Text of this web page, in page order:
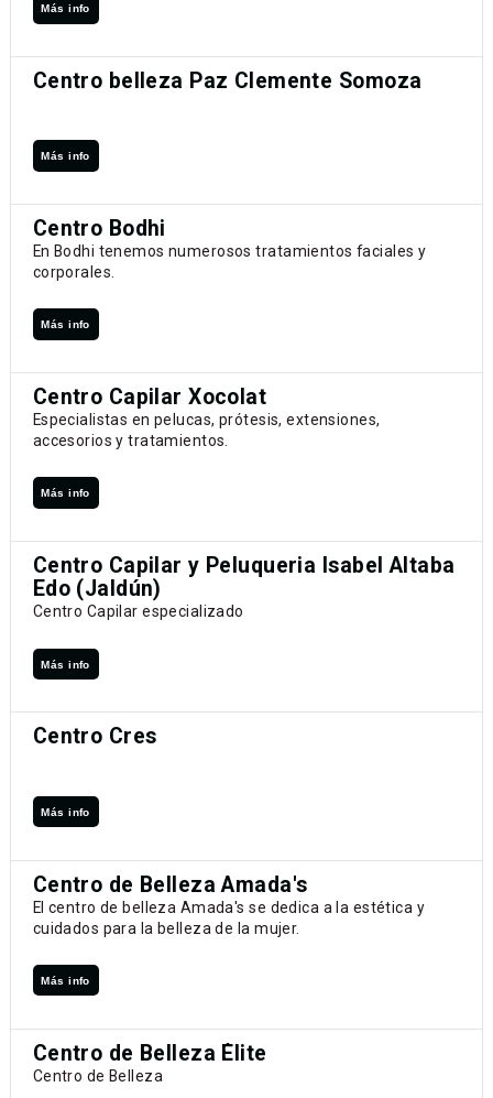
Más info
Centro belleza Paz Clemente Somoza
Más info
Centro Bodhi
En Bodhi tenemos numerosos tratamientos faciales y
corporales.
Más info
Centro Capilar Xocolat
Especialistas en pelucas, prótesis, extensiones,
accesorios y tratamientos.
Más info
Centro Capilar y Peluqueria Isabel Altaba
Edo (Jaldún)
Centro Capilar especializado
Más info
Centro Cres
Más info
Centro de Belleza Amada's
El centro de belleza Amada's se dedica a la estética y
cuidados para la belleza de la mujer.
Más info
Centro de Belleza Élite
Centro de Belleza